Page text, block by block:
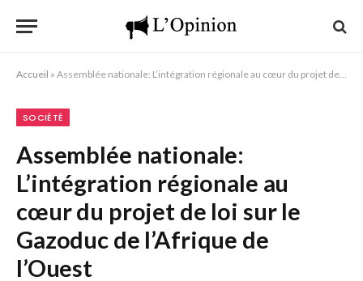
Accueil » Assemblée nationale: L’intégration régionale au cœur du projet de loi sur le Gazoduc de l’Afrique de l’Ouest
SOCIÉTÉ
Assemblée nationale:
L’intégration régionale au
cœur du projet de loi sur le
Gazoduc de l’Afrique de
l’Ouest